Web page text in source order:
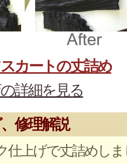
カートの丈詰め
詳細を見る
修理解説
仕上げで丈詰めしま